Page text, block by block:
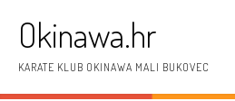
sadržajOkinawa.hr
KARATE KLUB OKINAWA MALI BUKOVEC